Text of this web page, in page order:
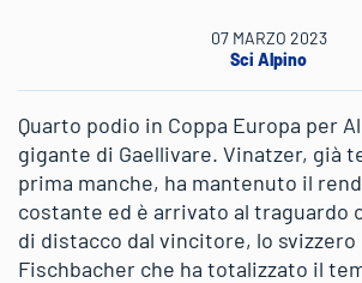
07 MARZO 2023
Sci Alpino
Quarto podio in Coppa Europa per
gigante di Gaellivare. Vinatzer, già
prima manche, ha mantenuto il
costante ed è arrivato al traguardo
di distacco dal vincitore, lo svizzero
Fischbacher che ha totalizzato il